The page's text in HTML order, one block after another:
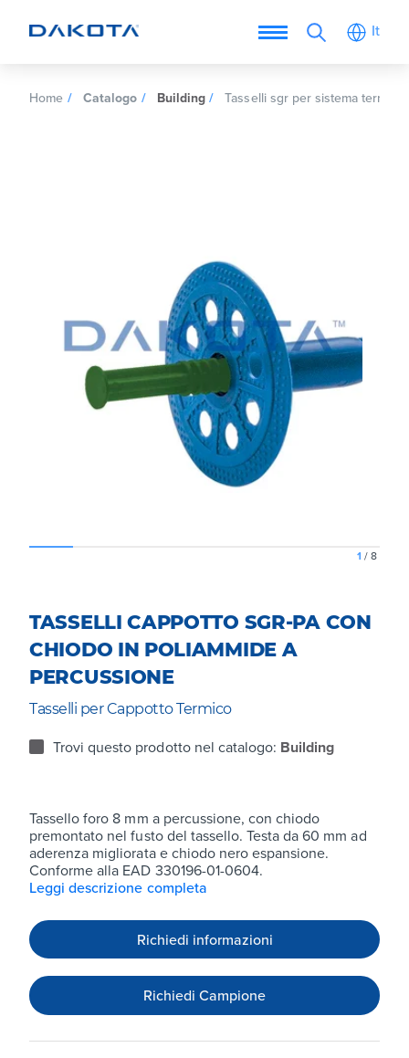
It
Home Catalogo Building Tasselli sgr per sistema
1 /8
TASSELLI CAPPOTTO SGR-PA CON
CHIODO IN POLIAMMIDE A
PERCUSSIONE
Tasselli per Cappotto Termico
Trovi questo prodotto nel catalogo: Building
Tassello foro 8 mm a percussione, con chiodo
premontato nel fusto del tassello. Testa da 60 mm ad
aderenza migliorata e chiodo nero espansione.
Conforme alla EAD 330196-01-0604.
Leggi descrizione completa
Richiedi informazioni
Richiedi Campione